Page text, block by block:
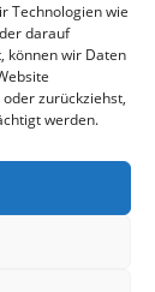
Technologien wie
darauf
können wir Daten
zurückziehst,
werden.